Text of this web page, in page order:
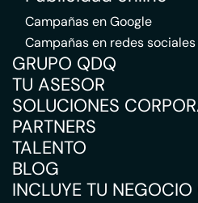
Campañas en Google
Campañas en redes sociales
GRUPO QDQ
TU ASESOR
SOLUCIONES
PARTNERS
TALENTO
BLOG
INCLUYE TU NEGOCIO